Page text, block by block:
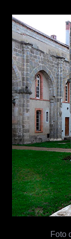
Foto